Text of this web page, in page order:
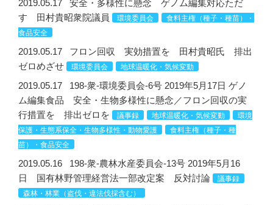
2019.05.17
安全・多様性に懸念 ゲノム編集対応ただ
す 田村貴昭衆院議員
環境委員会
食料主権（種子・種苗）・
食品安全
2019.05.17
フロン回収 実効措置を 田村貴昭氏 排出
ゼロめざせ
環境委員会 地球温暖化・気候変動
2019.05.17
198-衆-環境委員会-6号 2019年5月17日 ゲノ
ム編集食品 安全・生物多様性に懸念／フロン回収の実
行措置を 排出ゼロを
議事録 地球温暖化・気候変動
環境
保護・生態系保全・生物多様性・動物愛護
食料主権（種子・種
苗）・食品安全
2019.05.16
198-衆-農林水産委員会-13号 2019年5月16
日 国有林野管理経営法一部改定案 反対討論
議事録
森林・林業（盗伐・違法伐採含む）